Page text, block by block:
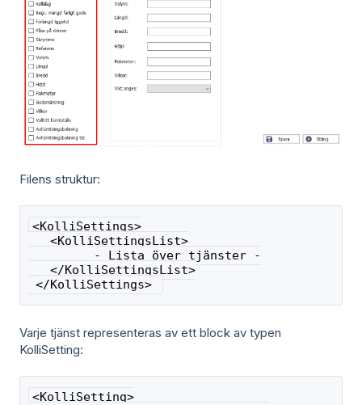
Filens struktur:
<KolliSettings>
   <KolliSettingsList>
- Lista över tjänster -
   </KolliSettingsList>
</KolliSettings>
Varje tjänst representeras av ett block av typen
KolliSetting:
<KolliSetting>